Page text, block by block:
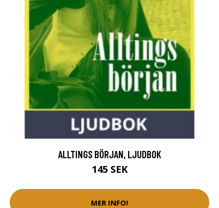
ALLTINGS BÖRJAN, LJUDBOK
145 SEK
MER INFO!